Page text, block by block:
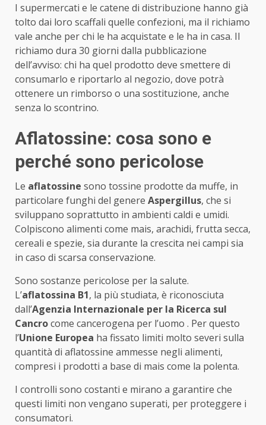
I supermercati e le catene di distribuzione hanno già
tolto dai loro scaffali quelle confezioni, ma il richiamo
vale anche per chi le ha acquistate e le ha in casa. Il
richiamo dura 30 giorni dalla pubblicazione
dell’avviso: chi ha quel prodotto deve smettere di
consumarlo e riportarlo al negozio, dove potrà
ottenere un rimborso o una sostituzione, anche
senza lo scontrino.
Aflatossine: cosa sono e
perché sono pericolose
Le aflatossine sono tossine prodotte da muffe, in
particolare funghi del genere Aspergillus, che si
sviluppano soprattutto in ambienti caldi e umidi.
Colpiscono alimenti come mais, arachidi, frutta secca,
cereali e spezie, sia durante la crescita nei campi sia
in caso di scarsa conservazione.
Sono sostanze pericolose per la salute.
L’aflatossina B1, la più studiata, è riconosciuta
dall’Agenzia Internazionale per la Ricerca sul
Cancrocome cancerogena per l’uomo . Per questo
l’Unione Europea ha fissato limiti molto severi sulla
quantità di aflatossine ammesse negli alimenti,
compresi i prodotti a base di mais come la polenta.
I controlli sono costanti e mirano a garantire che
questi limiti non vengano superati, per proteggere i
consumatori.